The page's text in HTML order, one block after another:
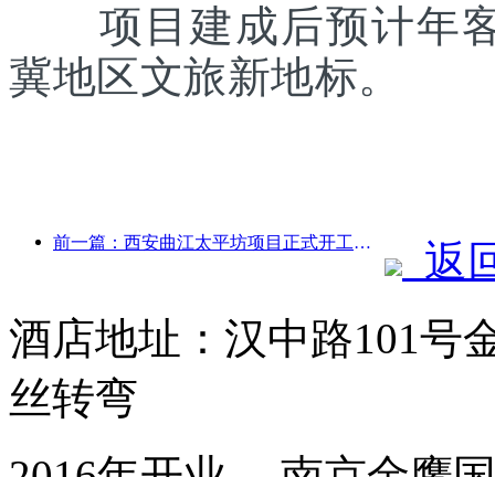
项目建成后预计年客
冀地区文旅新地标。
前一篇：西安曲江太平坊项目正式开工，总建面13.7万方
返
酒店地址：汉中路101号
丝转弯